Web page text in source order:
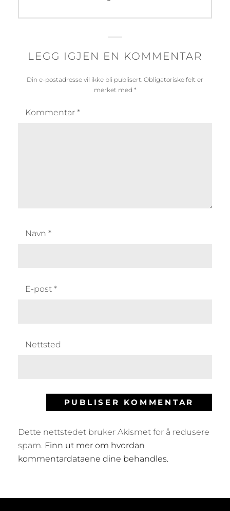
LEGG IGJEN EN KOMMENTAR
Din e-postadresse vil ikke bli publisert. Obligatoriske felt er
merket med *
Kommentar *
Navn *
E-post *
Nettsted
Dette nettstedet bruker Akismet for å redusere
spam. Finn ut mer om hvordan
kommentardataene dine behandles.